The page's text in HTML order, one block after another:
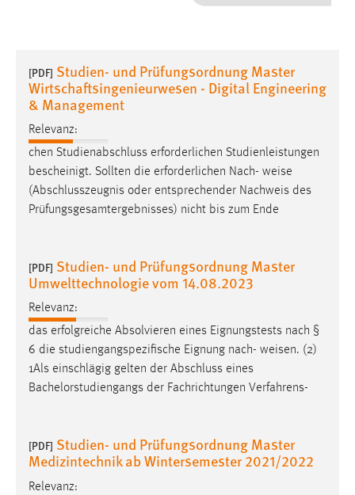
[PDF] Studien- und Prüfungsordnung Master
Wirtschaftsingenieurwesen - Digital Engineering
& Management
Relevanz:
chen Studienabschluss erforderlichen Studienleistungen
bescheinigt. Sollten die erforderlichen Nach- weise
(Abschlusszeugnis oder entsprechender Nachweis des
Prüfungsgesamtergebnisses) nicht bis zum Ende
[PDF] Studien- und Prüfungsordnung Master
Umwelttechnologie vom 14.08.2023
Relevanz:
das erfolgreiche Absolvieren eines Eignungstests nach §
6 die studiengangspezifische Eignung nach- weisen. (2)
1Als einschlägig gelten der Abschluss eines
Bachelorstudiengangs der Fachrichtungen Verfahrens-
[PDF] Studien- und Prüfungsordnung Master
Medizintechnik ab Wintersemester 2021/2022
Relevanz:
Performance
Name:
staticfilecache
Zweck:
Für performante Seitenauslieferung wird in diesem Cookie
gespeichert, ob man eingeloggt ist.
Sprachpräferenz
site-language-preference
Das Cookie speichert die gewählte Sprache der Website.
Cookie Laufzeit:
30 Tage
Name:
MibewSessionID, MIBEW_UserID, mibew_locale, mibew-